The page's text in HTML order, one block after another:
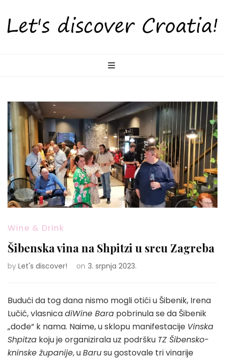
Wine & Drink
Šibenska vina na Shpitzi u srcu Zagreba
by Let's discover! on 3. srpnja 2023.
Budući da tog dana nismo mogli otići u Šibenik, Irena
Lučić, vlasnicadiWine Bara pobrinula se da Šibenik
„dođe“ k nama. Naime, u sklopu manifestacije Vinska
Shpitza koju je organizirala uz podršku TZ Šibensko-
kninske županije, uBarusu gostovale tri vinarije